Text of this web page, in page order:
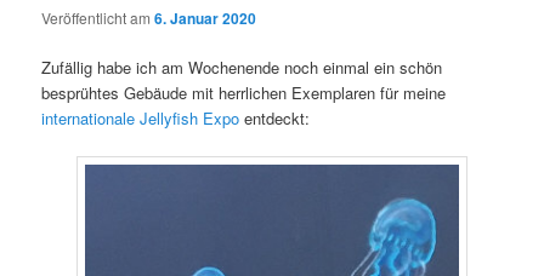
Veröffentlicht am6. Januar 2020
Zufällig habe ich am Wochenende noch einmal ein schön
besprühtes Gebäude mit herrlichen Exemplaren für meine
internationale Jellyfish Expoentdeckt: